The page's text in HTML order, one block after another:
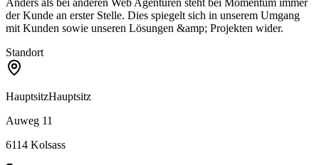
der Kunde an erster Stelle. Dies spiegelt sich in unserem Umgang
mit Kunden sowie unseren Lösungen &amp; Projekten wider.
Standort
HauptsitzHauptsitz
Auweg 11
6114 Kolsass